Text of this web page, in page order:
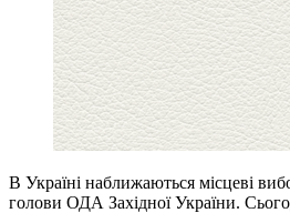
В Україні наближаються місцеві
голови ОДА Західної України.